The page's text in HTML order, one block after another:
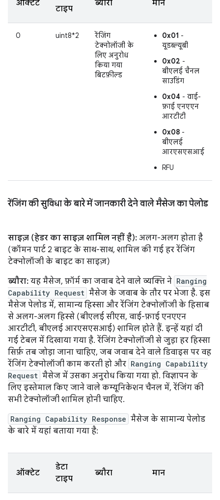
ऑक्टेट
टाइप
ब्यौरा मान
0 uint8*2
रेंजिंग
टेक्नोलॉजी के
लिए अनुरोध
किया गया
बिटफ़ील्ड
0x01 -
यूडब्ल्यूबी
0x02 -
बीएलई चैनल
साउंडिंग
0x04 - वाई-
फ़ाई एनएएन
आरटीटी
0x08 -
बीएलई
आरएसएसआई
RFU
रेंजिंग की सुविधा के बारे में जानकारी देने वाले मैसेज का पेलोड
साइज़ (हेडर का साइज़ शामिल नहीं है): अलग-अलग होता है
(कॉमन पार्ट 2 बाइट के साथ-साथ, शामिल की गई हर रेंजिंग
टेक्नोलॉजी के बाइट का साइज़)
ब्यौरा: यह मैसेज, फ़ॉर्म का जवाब देने वाले व्यक्ति ने Ranging
Capability Request मैसेज के जवाब के तौर पर भेजा है. इस
मैसेज पेलोड में, सामान्य हिस्सा और रेंजिंग टेक्नोलॉजी के हिसाब
से अलग-अलग हिस्से (बीएलई सीएस, वाई-फ़ाई एनएएन
आरटीटी, बीएलई आरएसएसआई) शामिल होते हैं. इन्हें यहां दी
गई टेबल में दिखाया गया है. रेंजिंग टेक्नोलॉजी से जुड़ा हर हिस्सा
सिर्फ़ तब जोड़ा जाना चाहिए, जब जवाब देने वाले डिवाइस पर वह
रेंजिंग टेक्नोलॉजी काम करती हो और Ranging Capability
Request मैसेज में उसका अनुरोध किया गया हो. विज्ञापन के
लिए इस्तेमाल किए जाने वाले कम्यूनिकेशन चैनल में, रेंजिंग की
सभी टेक्नोलॉजी शामिल होनी चाहिए.
Ranging Capability Response मैसेज के सामान्य पेलोड
के बारे में यहां बताया गया है:
ऑक्टेट
डेटा
टाइप
ब्यौरा मान